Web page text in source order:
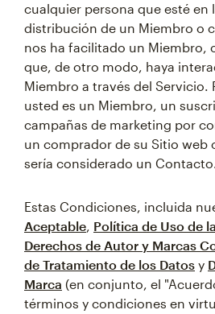
cualquier persona que esté en
distribución de un Miembro o
nos ha facilitado un Miembro,
que, de otro modo, haya
Miembro a través del Servicio.
usted es un Miembro, un
campañas de marketing por
un comprador de su Sitio web
sería considerado un
Estas Condiciones, incluida
Aceptable, Política de Uso de
Derechos de Autor y Marcas
de Tratamiento de los Datos y
Marca (en conjunto, el
términos y condiciones en